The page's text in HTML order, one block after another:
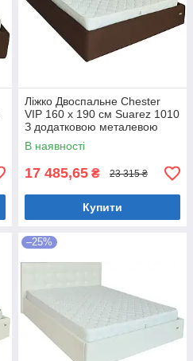
Ліжко Двоспальне Chester
VIP 160 х 190 см Suarez 1010
З додатковою металевою
цільнозварною рамою
Коричневий
В наявності
17 485,65 ₴ 23 315 ₴
Купити
–25%